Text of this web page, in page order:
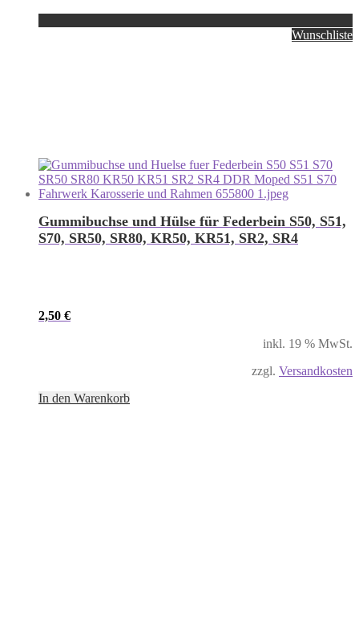
Wunschliste
Gummibuchse und Hülse für Federbein S50, S51,
S70, SR50, SR80, KR50, KR51, SR2, SR4
2,50 €
inkl. 19 % MwSt.
zzgl. Versandkosten
In den Warenkorb